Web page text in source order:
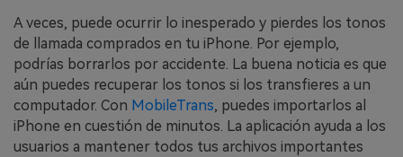
A veces, puede ocurrir lo inesperado y pierdes los tonos
de llamada comprados en tu iPhone. Por ejemplo,
podrías borrarlos por accidente. La buena noticia es que
aún puedes recuperar los tonos si los transfieres a un
computador. Con MobileTrans, puedes importarlos al
iPhone en cuestión de minutos. La aplicación ayuda a los
usuarios a mantener todos tus archivos importantes